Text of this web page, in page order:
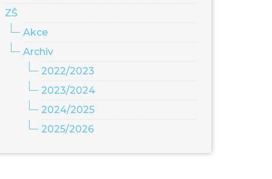
ZŠ
Akce
Archiv
2022/2023
2023/2024
2024/2025
2025/2026